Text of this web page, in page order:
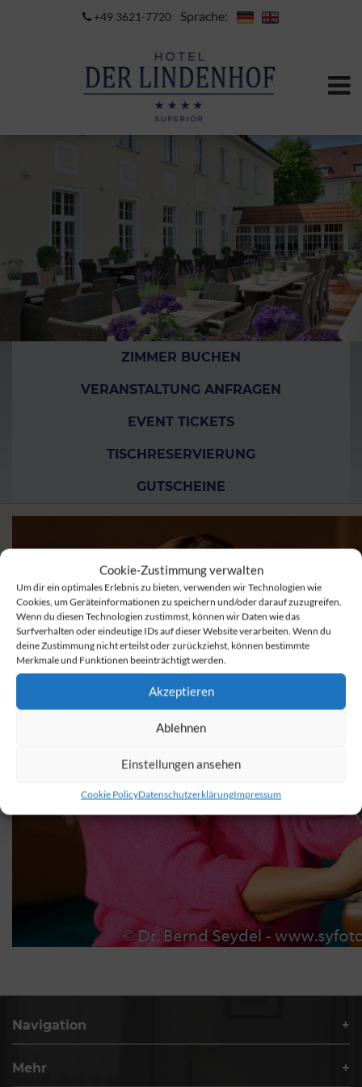
Cookie-Zustimmung verwalten
Um dir ein optimales Erlebnis zu bieten, verwenden wir Technologien wie
Cookies, um Geräteinformationen zu speichern und/oder darauf zuzugreifen.
Wenn du diesen Technologien zustimmst, können wir Daten wie das
Surfverhalten oder eindeutige IDs auf dieser Website verarbeiten. Wenn du
deine Zustimmung nicht erteilst oder zurückziehst, können bestimmte
Merkmale und Funktionen beeinträchtigt werden.
Akzeptieren
Ablehnen
Einstellungen ansehen
Cookie PolicyDatenschutzerklärungImpressum
+49 3621-7720 Sprache:
ZIMMER BUCHEN
VERANSTALTUNG ANFRAGEN
EVENT TICKETS
TISCHRESERVIERUNG
GUTSCHEINE
Navigation
Mehr